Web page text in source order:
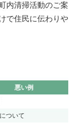
内清掃活動のご案
で住民に伝わりや
悪い例
ついて